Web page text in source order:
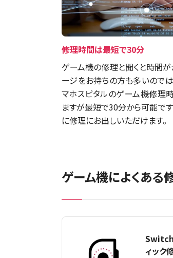
修理時間は最短で30分
ゲーム機の修理と聞くと時間
ージをお持ちの方も多いのでは
マホスピタルのゲーム機修理
ますが最短で30分から可能で
に修理にお出しいただけます。
ゲーム機によくある
ィック